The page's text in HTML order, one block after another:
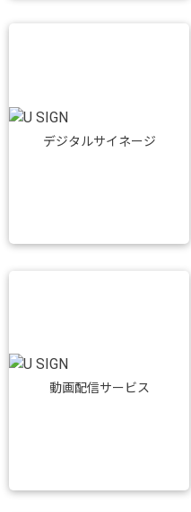
デジタルサイネージ
動画配信サービス